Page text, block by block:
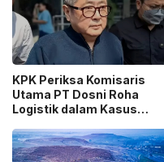
KPK Periksa Komisaris
Utama PT Dosni Roha
Logistik dalam Kasus
Pengangkutan Bansos!